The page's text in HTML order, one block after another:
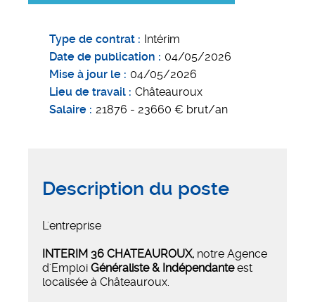
Type de contrat
Intérim
Date de publication
04/05/2026
Mise à jour le
04/05/2026
Lieu de travail
Châteauroux
Salaire
21876 - 23660 € brut/an
Description du poste
L'entreprise
INTERIM 36 CHATEAUROUX, notre Agence
d'Emploi Généraliste & Indépendanteest
localisée à Châteauroux.